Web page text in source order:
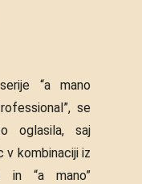
“a mano
se
oglasila, saj
v kombinaciji iz
in “a mano”